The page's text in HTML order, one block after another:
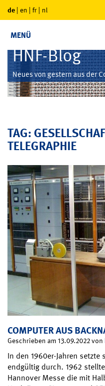
de | en | fr | nl
MENÜ
HNF-Blog
Neues von gestern aus der
TAG:
TELEGRAPHIE
COMPUTER AUS
Geschrieben am 13.09.2022 von
In den 1960er-Jahren
endgültig durch. 1962
Hannover Messe die mit